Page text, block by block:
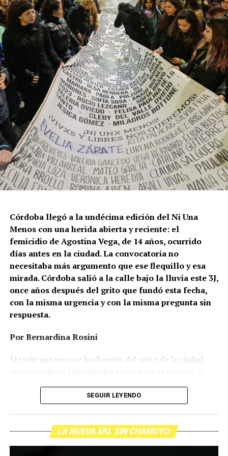
resisten otra avanzada sobre un territorio en disputa.
Por Francisco Pandolfi
Gonzalo Giles, pensador y
comunicador «disca»: Error en el
Ganar la vida: La historia de (no)
Su hijo Ciro tenía 120 veces más agrotóxicos que lo
donde se encontraron pesticidas hasta en el agua de red.
Bajo amenazas de muerte Sabrina inició una denuncia
Córdoba llegó a la undécima edición del Ni Una
Menos con una herida abierta y reciente: el
femicidio de Agostina Vega, de 14 años, ocurrido
días antes en la ciudad. La convocatoria no
necesitaba más argumento que ese flequillo y esa
mirada. Córdoba salió a la calle bajo la lluvia este 3J,
once años después del grito que fundó esta fecha,
con la misma urgencia y con la misma pregunta sin
respuesta.
Por Bernardina Rosini
El trole que recorre los barrios del oeste de la ciudad
Agostina Vega, 14 años. Era fácil intuir que será una
atiende a su gente. Los que ocupan los sillones más
mullidos de las oficinas del poder local sobrevuelan las
SEGUIR LEYENDO
LA NUEVA MU. SIN CHAMUYO